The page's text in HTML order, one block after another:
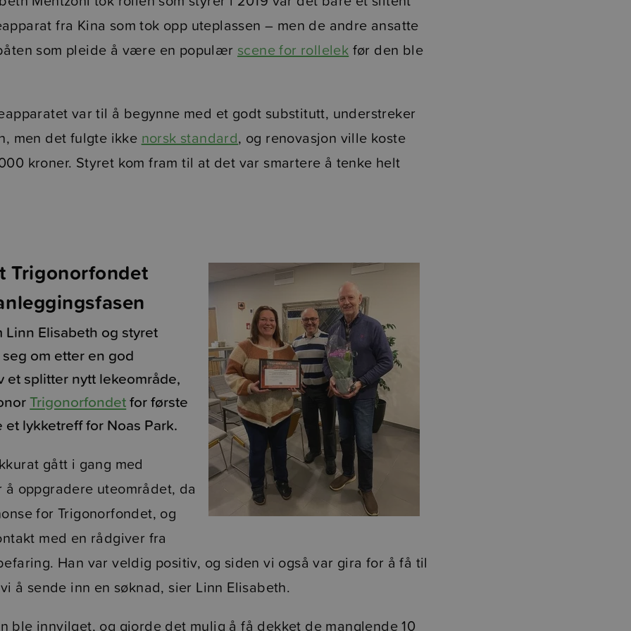
fra Kina som tok opp uteplassen – men de andre ansatte
som pleide å være en populær scene for rollelek før den ble
var til å begynne med et godt substitutt, understreker
men det fulgte ikke norsk standard, og renovasjon ville koste
kroner. Styret kom fram til at det var smartere å tenke helt
Trigonorfondet
Linn Elisabeth og styret
om etter en god
et splitter nytt lekeområde,
Trigonorfondetfor første
et lykketreff for Noas Park.
gått i gang med
å oppgradere uteområdet, da
for Trigonorfondet, og
med en rådgiver fra
Han var veldig positiv, og siden vi også var gira for å få til
å sende inn en søknad, sier Linn Elisabeth.
ble innvilget, og gjorde det mulig å få dekket de manglende 10